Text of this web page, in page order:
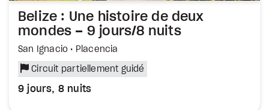
Belize : Une histoire de deux
mondes – 9 jours/8 nuits
San Ignacio • Placencia
Circuit partiellement guidé
9 jours, 8 nuits